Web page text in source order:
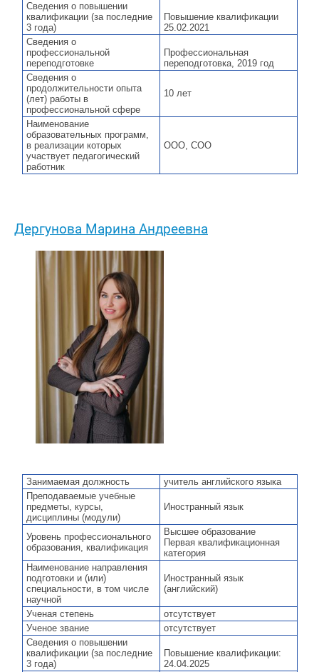
Сведения о повышении
квалификации (за последние
3 года)
Повышение квалификации
25.02.2021
Сведения о
профессиональной
переподготовке
Профессиональная
переподготовка, 2019 год
Сведения о
продолжительности опыта
(лет) работы в
профессиональной сфере
10 лет
Наименование
образовательных программ,
в реализации которых
участвует педагогический
работник
ООО, СОО
Дергунова Марина Андреевна
Занимаемая должность
учитель английского языка
Преподаваемые учебные
предметы, курсы,
дисциплины (модули)
Иностранный язык
Уровень профессионального
образования, квалификация
Высшее образование
Первая квалификационная
категория
Наименование направления
подготовки и (или)
специальности, в том числе
научной
Иностранный язык
(английский)
Ученая степень
отсутствует
Ученое звание
отсутствует
Сведения о повышении
квалификации (за последние
3 года)
Повышение квалификации:
24.04.2025